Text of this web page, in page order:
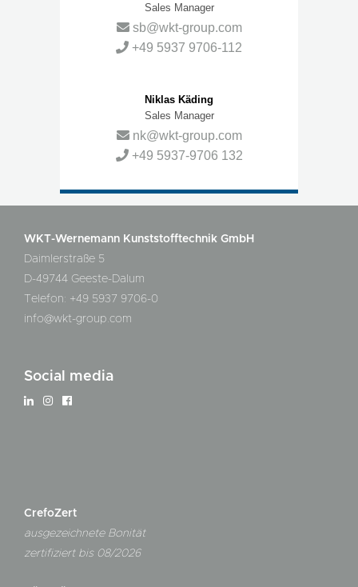
Sales Manager
sb@wkt-group.com
+49 5937 9706-112
Niklas Käding
Sales Manager
nk@wkt-group.com
+49 5937-9706 132
WKT-Wernemann Kunststofftechnik GmbH
Daimlerstraße 5
D-49744 Geeste-Dalum
Telefon: +49 5937 9706-0
info@wkt-group.com
Social media
CrefoZert
ausgezeichnete Bonität
zertifiziert bis 08/2026